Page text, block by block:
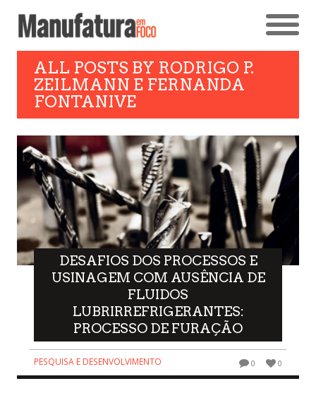
ALL POSTS BY RODRIGO P.
ZEILMANN E FERNANDA
FONTANIVE
DESAFIOS DOS PROCESSOS E
USINAGEM COM AUSÊNCIA DE
FLUIDOS
LUBRIRREFRIGERANTES:
PROCESSO DE FURAÇÃO
PESQUISA E DESENVOLVIMENTO 0 0